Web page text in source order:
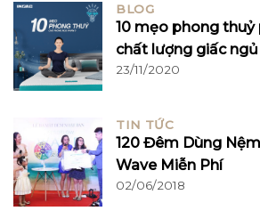
BLOG
10 mẹo phong
chất lượng giấc
23/11/2020
TIN TỨC
120 Đêm Dùng
Wave Miễn Phí
02/06/2018